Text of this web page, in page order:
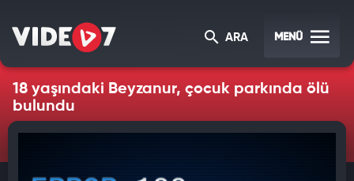
ARA MENÜ
18 yaşındaki Beyzanur, çocuk parkında ölü
bulundu